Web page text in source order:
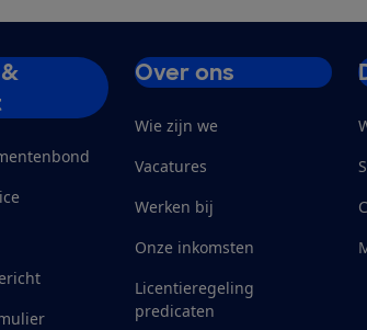
Over ons
Wie zijn we
Vacatures
Werken bij
Onze inkomsten
Licentieregeling
predicaten